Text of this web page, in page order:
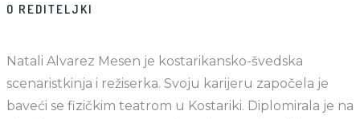
O REDITELJKI
Natali Alvarez Mesen je kostarikansko-švedska
scenaristkinja i režiserka. Svoju karijeru započela je
baveći se fizičkim teatrom u Kostariki. Diplomirala je na